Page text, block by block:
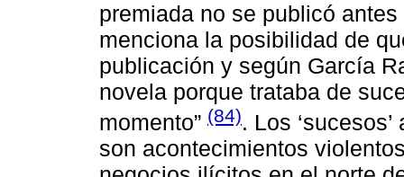
premiada no se publicó
menciona la posibilidad de
publicación y según García
novela porque trataba de
momento” (84). Los
son acontecimientos